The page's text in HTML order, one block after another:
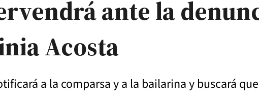
ante la
Acosta
a la comparsa y a la bailarina y buscará